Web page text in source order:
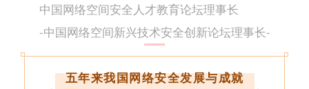
中国网络空间安全人才教育论坛理事长
-中国网络空间新兴技术安全创新论坛理事长-
五年来我国网络安全发展与成就